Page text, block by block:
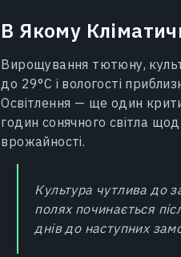
В Якому
Вирощування тютюну,
до 29°C і вологості
Освітлення — ще один
годин сонячного світла
врожайності.
Культура чутлива до
полях починається
днів до наступних